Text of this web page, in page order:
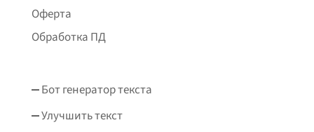
Оферта
Обработка ПД
Бот генератор текста
Улучшить текст